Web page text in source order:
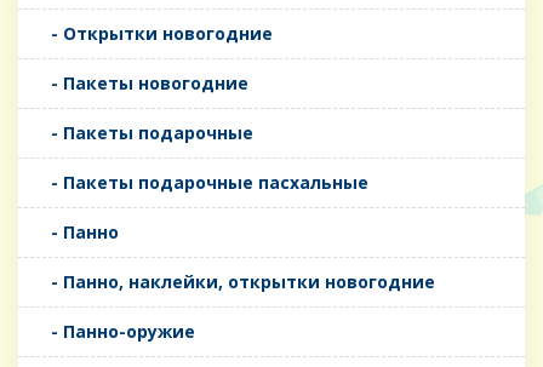
- Открытки новогодние
- Пакеты новогодние
- Пакеты подарочные
- Пакеты подарочные пасхальные
- Панно
- Панно, наклейки, открытки новогодние
- Панно-оружие